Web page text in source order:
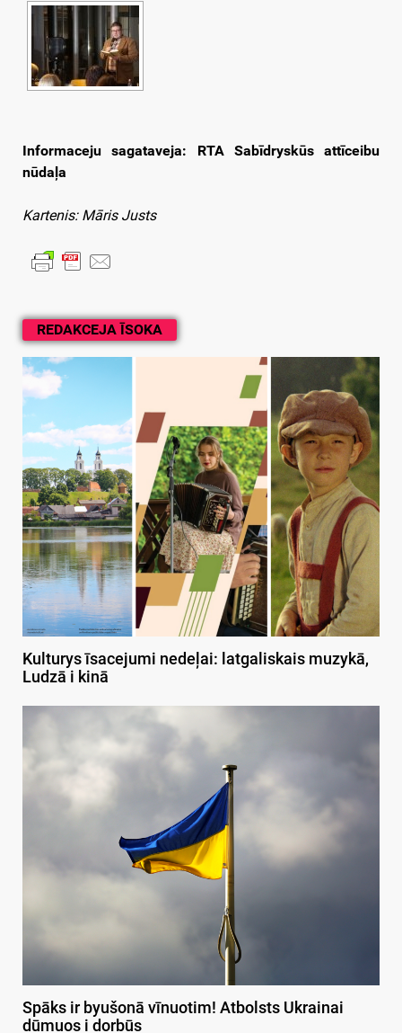
REDAKCEJA ĪSOKA
Kulturys īsacejumi nedeļai: latgaliskais muzykā,
Ludzā i kinā
Spāks ir byušonā vīnuotim! Atbolsts Ukrainai
dūmuos i dorbūs
Informaceju sagataveja: RTA Sabīdryskūs attīceibu
nūdaļa
Kartenis: Māris Justs